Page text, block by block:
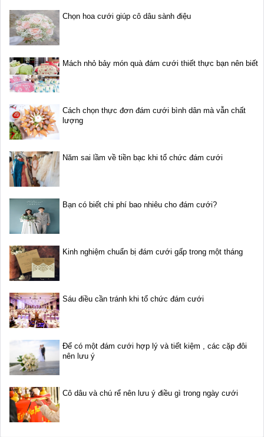
Chọn hoa cưới giúp cô dâu sành điệu
Mách nhỏ bảy món quà đám cưới thiết thực bạn nên biết
Cách chọn thực đơn đám cưới bình dân mà vẫn chất
lượng
Năm sai lầm về tiền bạc khi tổ chức đám cưới
Bạn có biết chi phí bao nhiêu cho đám cưới?
Kinh nghiệm chuẩn bị đám cưới gấp trong một tháng
Sáu điều cần tránh khi tổ chức đám cưới
Để có một đám cưới hợp lý và tiết kiệm , các cặp đôi
nên lưu ý
Cô dâu và chú rể nên lưu ý điều gì trong ngày cưới